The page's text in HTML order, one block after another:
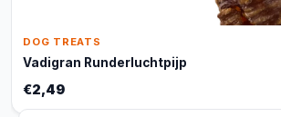
DOG TREATS
Vadigran Runderluchtpijp
€2,49